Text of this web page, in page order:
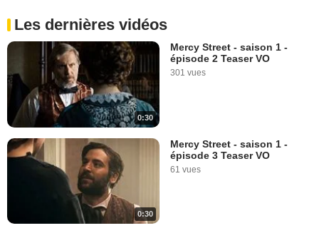
Les dernières vidéos
0:30
Mercy Street - saison 1 -
épisode 2 Teaser VO
301 vues
0:30
Mercy Street - saison 1 -
épisode 3 Teaser VO
61 vues